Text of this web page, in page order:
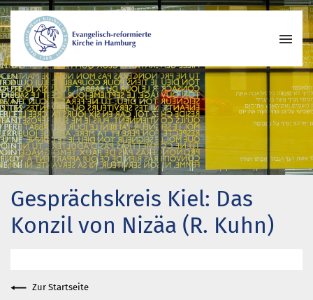
Wer wir sind
Wo wir zusammenkommen
Geschichte unserer Gemeinde
Wie wir uns organisieren
Pastoren
Gemeindeleben
Begegnungskreise
Kirchenmusik
Gesprächskreis Kiel: Das
Konzil von Nizäa (R. Kuhn)
Zur Startseite